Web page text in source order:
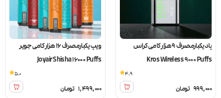
پاد یکبارمصرف 9 هزار کامی کراس
Kros Wireless 9000 Puffs
999,000 تومان
4.9
ویپ یکبارمصرف 16 هزار کامی جویر
Joyair Shisha 16000 Puffs
1,499,000 تومان
5.0